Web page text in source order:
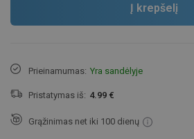
Į krepšelį
Prieinamumas: Yra sandėlyje
Pristatymas iš: 4.99 €
Grąžinimas net iki 100 dienų